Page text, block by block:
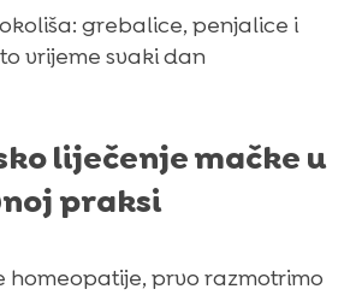
grebalice, penjalice i
vrijeme svaki dan
liječenje mačke u
praksi
homeopatije, prvo razmotrimo